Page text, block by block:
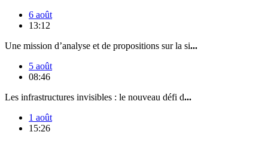
6 août
13:12
Une mission d’analyse et de propositions sur la si...
5 août
08:46
Les infrastructures invisibles : le nouveau défi d...
1 août
15:26